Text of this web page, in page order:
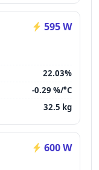
595 W
22.03%
-0.29 %/°C
32.5 kg
600 W